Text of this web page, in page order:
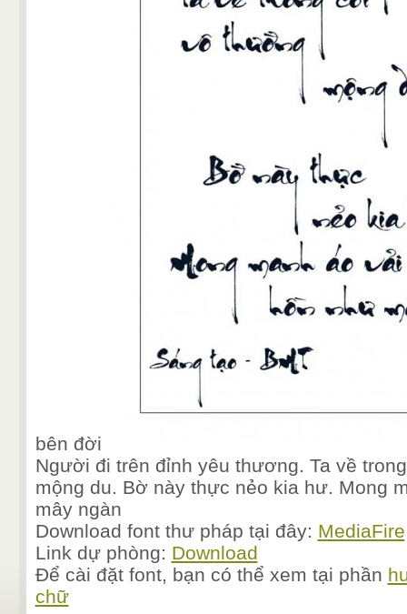
bên đời
Người đi trên đỉnh yêu thương. Ta về
mộng du. Bờ này thực nẻo kia hư. Mong
mây ngàn
Download font thư pháp tại đây: MediaFire
Link dự phòng: Download
Để cài đặt font, bạn có thể xem tại phần
chữ